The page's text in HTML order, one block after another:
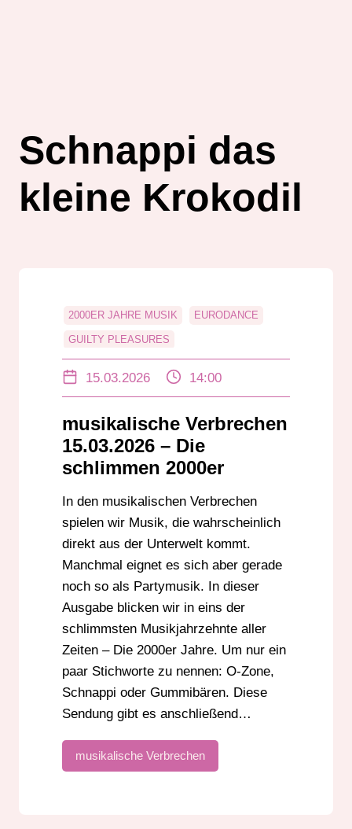
Schnappi das
kleine Krokodil
2000ER JAHRE MUSIK EURODANCE
GUILTY PLEASURES
MUSIK COMEDY
NOSTALGIE 2000ER O-ZONE
PARTYTRASH SCHLECHTE MUSIK
15.03.2026 14:00
musikalische Verbrechen
15.03.2026 – Die
schlimmen 2000er
In den musikalischen Verbrechen
spielen wir Musik, die wahrscheinlich
direkt aus der Unterwelt kommt.
Manchmal eignet es sich aber gerade
noch so als Partymusik. In dieser
Ausgabe blicken wir in eins der
schlimmsten Musikjahrzehnte aller
Zeiten – Die 2000er Jahre. Um nur ein
paar Stichworte zu nennen: O-Zone,
Schnappi oder Gummibären. Diese
Sendung gibt es anschließend…
musikalische Verbrechen